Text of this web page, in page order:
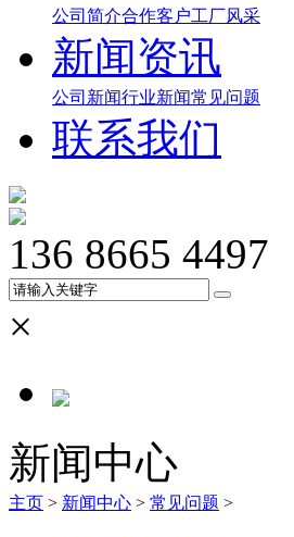
公司简介合作客户工厂风采
新闻资讯
公司新闻行业新闻常见问题
联系我们
136 8665 4497
×
新闻中心
主页 > 新闻中心 > 常见问题 >